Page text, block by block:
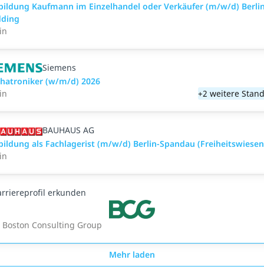
Kaufmann im Einzelhandel oder Verkäufer (m/w/d)
Siemens
(w/m/d) 2026
+2 weitere
BAUHAUS AG
als Fachlagerist (m/w/d) Berlin-Spandau
erkunden
Boston Consulting Group
Mehr laden